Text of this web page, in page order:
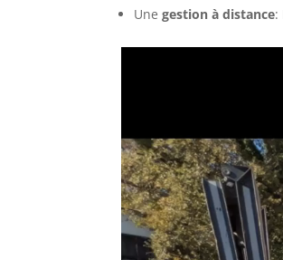
Unegestion à distance: